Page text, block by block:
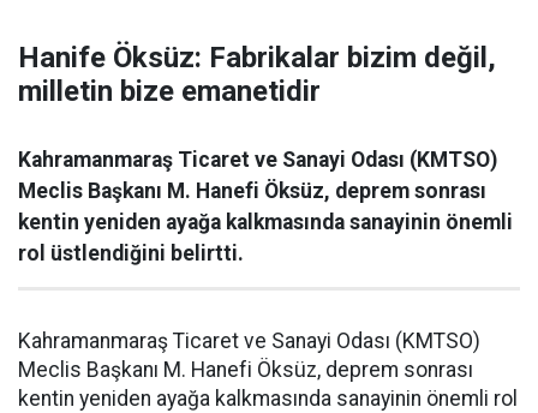
Hanife Öksüz: Fabrikalar bizim değil,
milletin bize emanetidir
Kahramanmaraş Ticaret ve Sanayi Odası (KMTSO)
Meclis Başkanı M. Hanefi Öksüz, deprem sonrası
kentin yeniden ayağa kalkmasında sanayinin önemli
rol üstlendiğini belirtti.
Kahramanmaraş Ticaret ve Sanayi Odası (KMTSO)
Meclis Başkanı M. Hanefi Öksüz, deprem sonrası
kentin yeniden ayağa kalkmasında sanayinin önemli rol